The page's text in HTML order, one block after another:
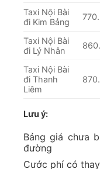
Taxi Nội Bài
đi Kim Bảng
Taxi Nội Bài
đi Lý Nhân
Taxi Nội Bài
đi Thanh
Liêm
Lưu ý:
Bảng giá chưa
đường
Cước phí có